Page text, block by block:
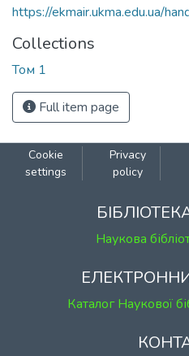
https://ekmair.ukma.edu.ua/
Collections
Том 1
Full item page
Cookie
settings
Privacy
policy
Наукова
Каталог Наукової